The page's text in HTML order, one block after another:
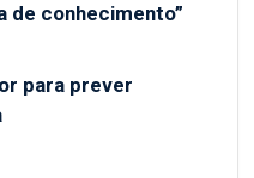
de conhecimento”
para prever